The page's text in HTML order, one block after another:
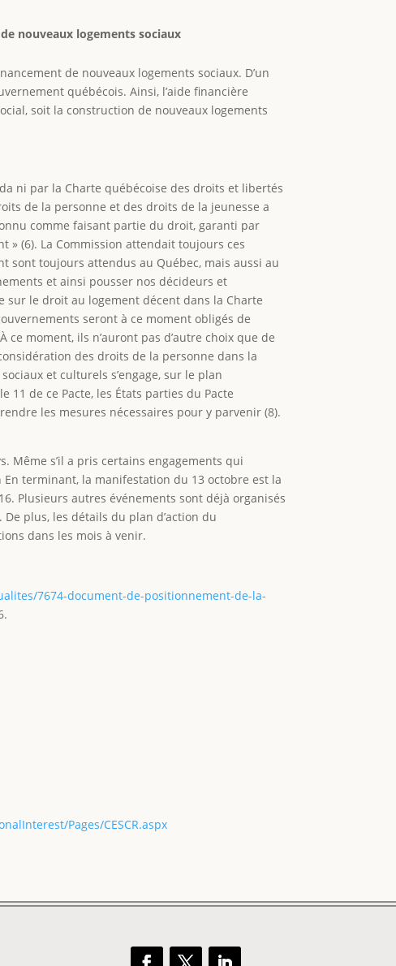
nouveaux logements sociaux
de nouveaux logements sociaux. D’un
québécois. Ainsi, l’aide financière
soit la construction de nouveaux logements
ni par la Charte québécoise des droits et libertés
de la personne et des droits de la jeunesse a
comme faisant partie du droit, garanti par
» (6). La Commission attendait toujours ces
sont toujours attendus au Québec, mais aussi au
et ainsi pousser nos décideurs et
le droit au logement décent dans la Charte
seront à ce moment obligés de
moment, ils n’auront pas d’autre choix que de
des droits de la personne dans la
et culturels s’engage, sur le plan
de ce Pacte, les États parties du Pacte
les mesures nécessaires pour y parvenir (8).
Même s’il a pris certains engagements qui
terminant, la manifestation du 13 octobre est la
Plusieurs autres événements sont déjà organisés
plus, les détails du plan d’action du
dans les mois à venir.
7674-document-de-positionnement-de-la-
Pages/CESCR.aspx